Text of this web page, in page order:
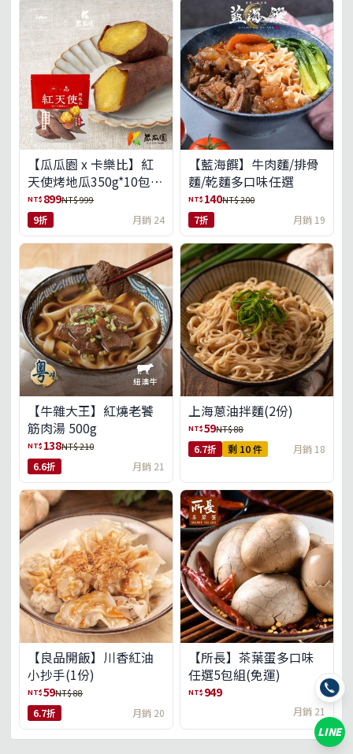
【瓜瓜園 x 卡樂比】紅
天使烤地瓜350g*10包
(免運組)
NT$ 899NT$ 999
9折 月銷 24
【藍海饌】牛肉麵/排骨
麵/乾麵多口味任選
NT$ 140NT$ 200
7折 月銷 19
【牛雜大王】紅燒老饕
筋肉湯 500g
NT$ 138NT$ 210
6.6折 月銷 21
上海蔥油拌麵(2份)
NT$59NT$ 88
6.7折 剩 10 件 月銷 18
【良品開飯】川香紅油
小抄手(1份)
NT$59NT$ 88
6.7折 月銷 20
【所長】茶葉蛋多口味
任選5包組(免運)
NT$ 949
月銷 21
LINE